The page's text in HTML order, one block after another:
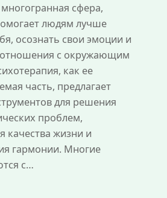
сфера,
людям лучше
осознать свои эмоции и
отношения с окружающим
как ее
часть, предлагает
для решения
проблем,
качества жизни и
гармонии. Многие
с…